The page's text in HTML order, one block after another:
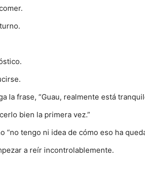
frase, “Guau, realmente está
bien la primera vez.”
tengo ni idea de cómo eso ha
a reír incontrolablemente.